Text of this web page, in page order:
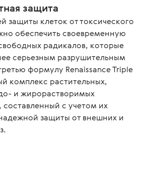
защита
защиты клеток от токсического
обеспечить своевременную
радикалов, которые
серьезным разрушительным
формулу Renaissance Triple
комплекс растительных,
и жирорастворимых
с учетом их
защиты от внешних и